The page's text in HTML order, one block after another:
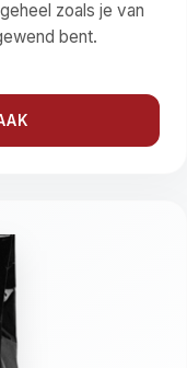
zoals je van
bent.